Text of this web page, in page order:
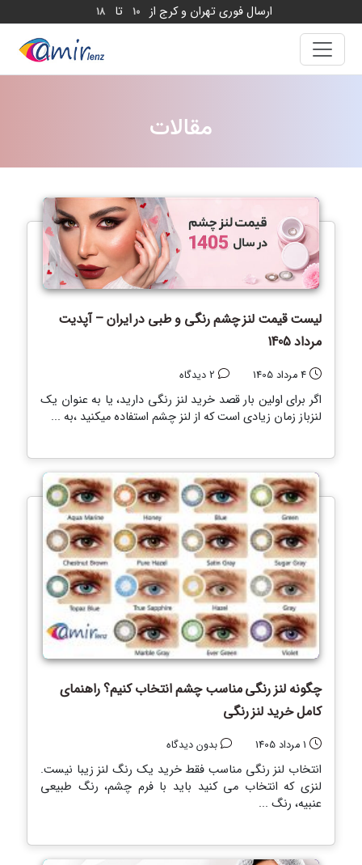
ارسال فوری تهران و کرج از 10 تا 18
مقالات
لیست قیمت لنز چشم رنگی و طبی در ایران – آپدیت
مرداد 1405
4 مرداد 1405 2 دیدگاه
اگر برای اولین بار قصد خرید لنز رنگی دارید، یا به عنوان یک
لنزباز زمان زیادی است که از لنز چشم استفاده میکنید ،به ...
چگونه لنز رنگی مناسب چشم انتخاب کنیم؟ راهنمای
کامل خرید لنز رنگی
1 مرداد 1405 بدون دیدگاه
انتخاب لنز رنگی مناسب فقط خرید یک رنگ لنز زیبا نیست.
لنزی که انتخاب می کنید باید با فرم چشم، رنگ طبیعی
عنبیه، رنگ ...